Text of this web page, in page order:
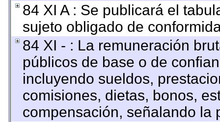
84 XI A : Se publicará el
sujeto obligado de
84 XI - : La remuneración
públicos de base o de
incluyendo sueldos,
comisiones, dietas, bonos,
compensación, señalando la